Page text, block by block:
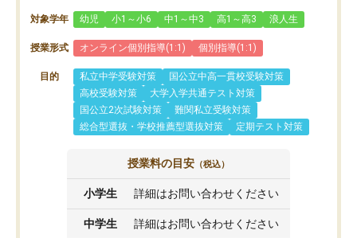
対象学年 幼児 小1～小6 中1～中3 高1～高3 浪人生
授業形式 オンライン個別指導(1:1) 個別指導(1:1)
目的 私立中学受験対策
国公立中高一貫校受験対策
高校受験対策
大学入学共通テスト対策
国公立2次試験対策
難関私立受験対策
総合型選抜・学校推薦型選抜対策
定期テスト対策
授業料の目安 （税込）
小学生 詳細はお問い合わせください
中学生 詳細はお問い合わせください